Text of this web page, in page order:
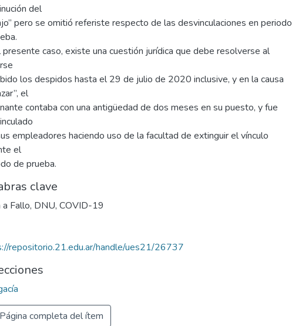
del
pero se omitió referiste respecto de las desvinculaciones en periodo
presente caso, existe una cuestión jurídica que debe resolverse al
los despidos hasta el 29 de julio de 2020 inclusive, y en la causa
el
contaba con una antigüedad de dos meses en su puesto, y fue
empleadores haciendo uso de la facultad de extinguir el vínculo
el
de prueba.
clave
Fallo, DNU, COVID-19
repositorio.21.edu.ar/handle/ues21/26737
Página completa del ítem